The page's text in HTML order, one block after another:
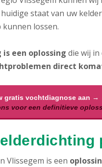
staat van uw
lossen.
een oplossing die wij
direct
gratis vochtdiagnose aan →
voor een definitieve
Vlissegem is een